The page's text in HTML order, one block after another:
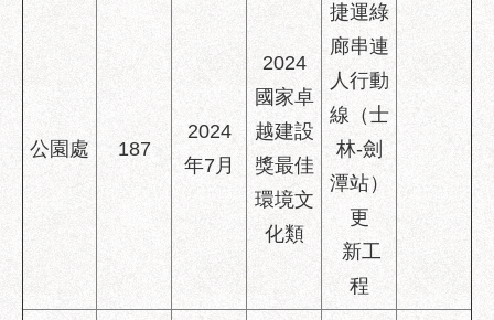
公園處 187
2024
年7月
2024
國家卓
越建設
獎最佳
環境文
化類
捷運綠
廊串連
人行動
線（士
林-劍
潭站）
更
新工
程